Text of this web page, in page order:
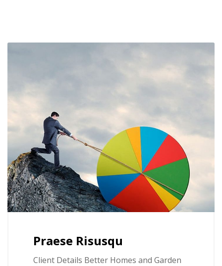
Praese Risusqu
Client Details Better Homes and Garden